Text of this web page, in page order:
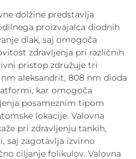
dolžine predstavlja
proizvajalca diodnih
dlak, saj omogoča
zdravljenja pri različnih
pristop združuje tri
aleksandrit, 808 nm dioda
kar omogoča
posameznim tipom
lokacije. Valovna
pri zdravljenju tankih,
saj zagotavlja izvirno
ciljanje folikulov. Valovna